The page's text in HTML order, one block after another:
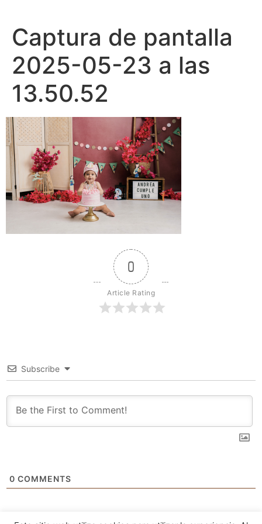
contenido
Captura de pantalla
2025-05-23 a las
13.50.52
0
Article Rating
Subscribe
0 COMMENTS